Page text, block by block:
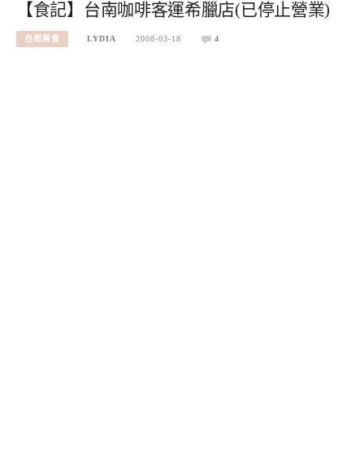
【食記】台南咖啡客運希臘店(已停止營業)
台南美食 LYDIA 2008-03-18 4